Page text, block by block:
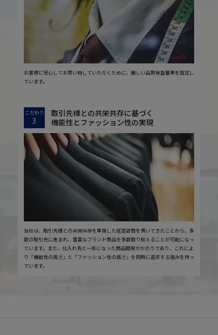
お客様に安心してお買い物していただくために、厳しい品質検査基準を設定し
ています。
こだわり
3
取引先様との共栄共存に基づく
機能性とファッション性の実現
当社は、取引先様との共栄共存を重視した経営姿勢を貫いてきたことから、多
数の取引先に恵まれ、豊富なブランド商品を多数取り揃えることが可能になっ
ています。また、仕入れ先と一体になった商品開発がかのうであり、これによ
り「機能性の高さ」と「ファッション性の高さ」を同時に追求する強みを持っ
ています。